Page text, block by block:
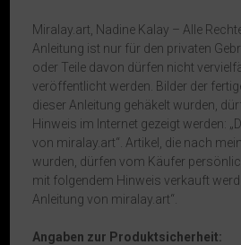
Miralay.art, Nadine Kalay – Alle
Anleitung ist nur für den privaten
oder Teile davon dürfen nicht
veröffentlicht werden. Bilder der
dieser Anleitung gehäkelt wurden,
Hinweis im Internet gezeigt werden:
von miralay.art“. Artikel, die nach
wurden, dürfen vom Käufer
mit folgendem Hinweis verkauft
Anleitung von miralay.art“.
Angaben zur Produktsicherheit: